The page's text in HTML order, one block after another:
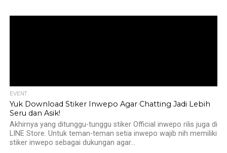
EVENT
Yuk Download Stiker Inwepo Agar Chatting Jadi Lebih
Seru dan Asik!
Akhirnya yang ditunggu-tunggu stiker Official inwepo rilis juga di
LINE Store. Untuk teman-teman setia inwepo wajib nih memiliki
stiker inwepo sebagai dukungan agar...